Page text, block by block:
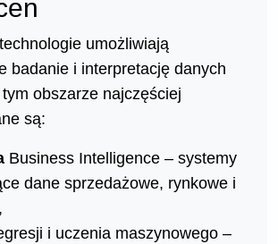
umożliwiają
badanie i interpretację danych
obszarze najczęściej
są:
Business Intelligence – systemy
dane sprzedażowe, rynkowe i
i uczenia maszynowego –